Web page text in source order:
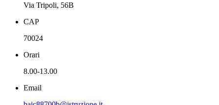
Via Tripoli, 56B
CAP
70024
Orari
8.00-13.00
Email